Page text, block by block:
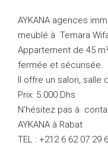
AYKANA agences
meublé à Temara
Appartement de 45
fermée et sécurisée.
Il offre un salon, salle
Prix: 5.000 Dhs
N’hésitez pas à
AYKANA à Rabat
TEL : +212 6 62 07 29